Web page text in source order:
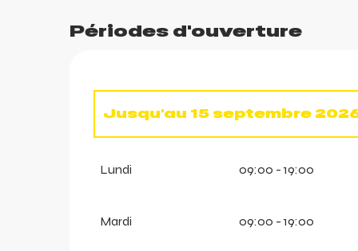
Périodes d'ouverture
Jusqu'au 15 septembre
Lundi 09:00 - 19:00
Mardi 09:00 - 19:00